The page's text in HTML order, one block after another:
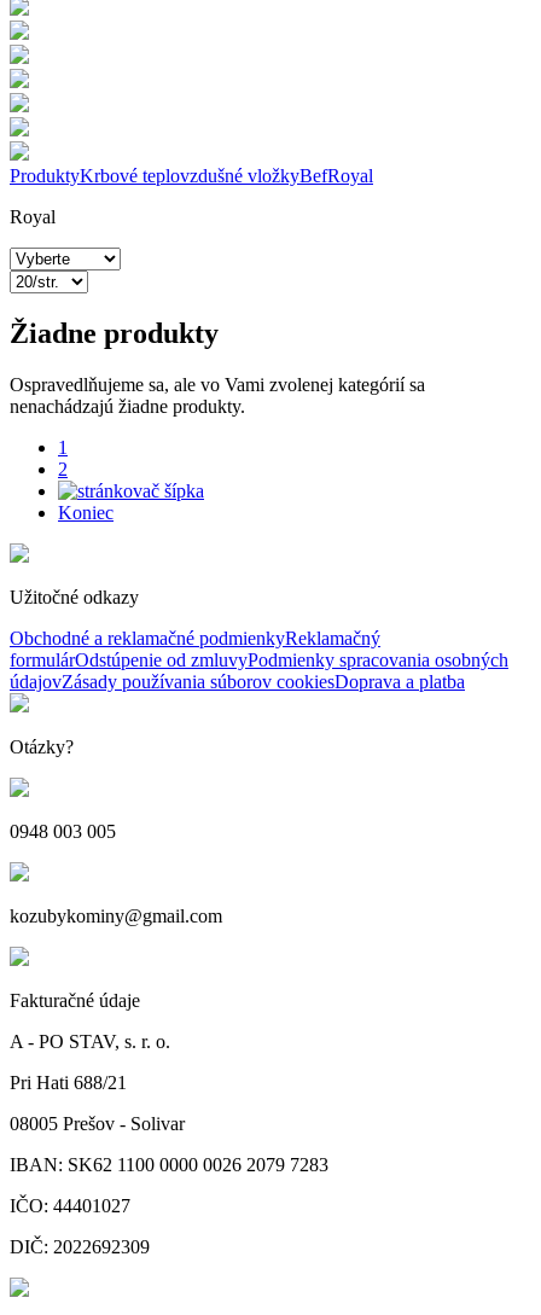
ProduktyKrbové teplovzdušné vložkyBefRoyal
Royal
Žiadne produkty
Ospravedlňujeme sa, ale vo Vami zvolenej kategórií sa
nenachádzajú žiadne produkty.
1
2
Koniec
Užitočné odkazy
Obchodné a reklamačné podmienkyReklamačný
formulárOdstúpenie od zmluvyPodmienky spracovania osobných
údajovZásady používania súborov cookiesDoprava a platba
Otázky?
0948 003 005
kozubykominy@gmail.com
Fakturačné údaje
A - PO STAV, s. r. o.
Pri Hati 688/21
08005 Prešov - Solivar
IBAN: SK62 1100 0000 0026 2079 7283
IČO: 44401027
DIČ: 2022692309